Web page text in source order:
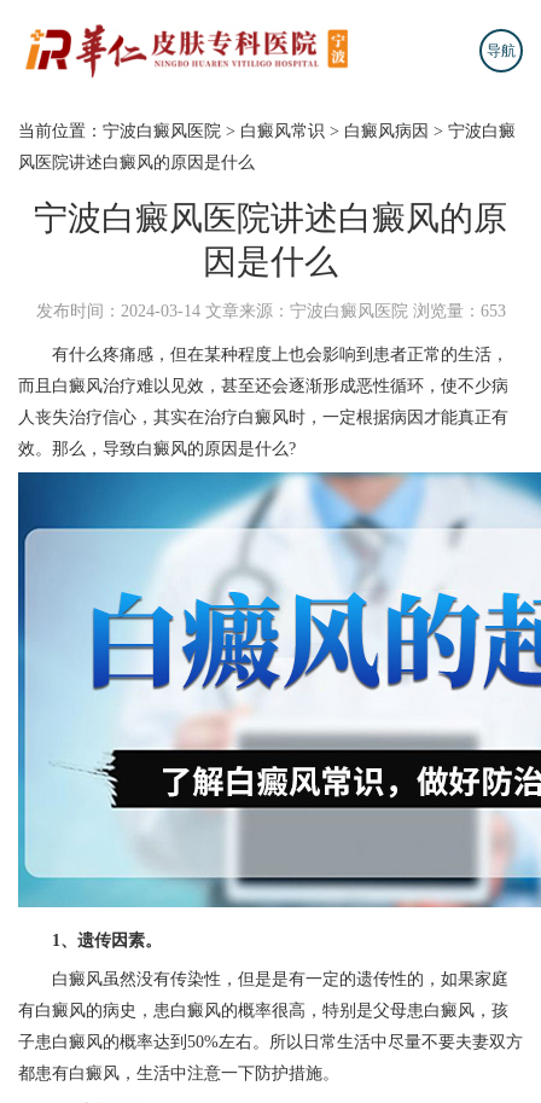
导航
当前位置： 宁波白癜风医院 > 白癜风常识 > 白癜风病因 > 宁波白癜
风医院讲述白癜风的原因是什么
宁波白癜风医院讲述白癜风的原
因是什么
发布时间：2024-03-14 文章来源：宁波白癜风医院 浏览量：653
有什么疼痛感，但在某种程度上也会影响到患者正常的生活，
而且白癜风治疗难以见效，甚至还会逐渐形成恶性循环，使不少病
人丧失治疗信心，其实在治疗白癜风时，一定根据病因才能真正有
效。那么，导致白癜风的原因是什么?
1、遗传因素。
白癜风虽然没有传染性，但是是有一定的遗传性的，如果家庭
有白癜风的病史，患白癜风的概率很高，特别是父母患白癜风，孩
子患白癜风的概率达到50%左右。所以日常生活中尽量不要夫妻双方
都患有白癜风，生活中注意一下防护措施。